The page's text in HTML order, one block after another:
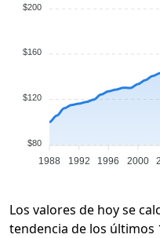
$200
$160
$120
$80
1988 1992 1996 2000
Los valores de hoy se
tendencia de los últimos